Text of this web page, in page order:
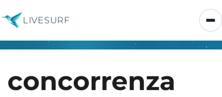
LIVESURF
concorrenza